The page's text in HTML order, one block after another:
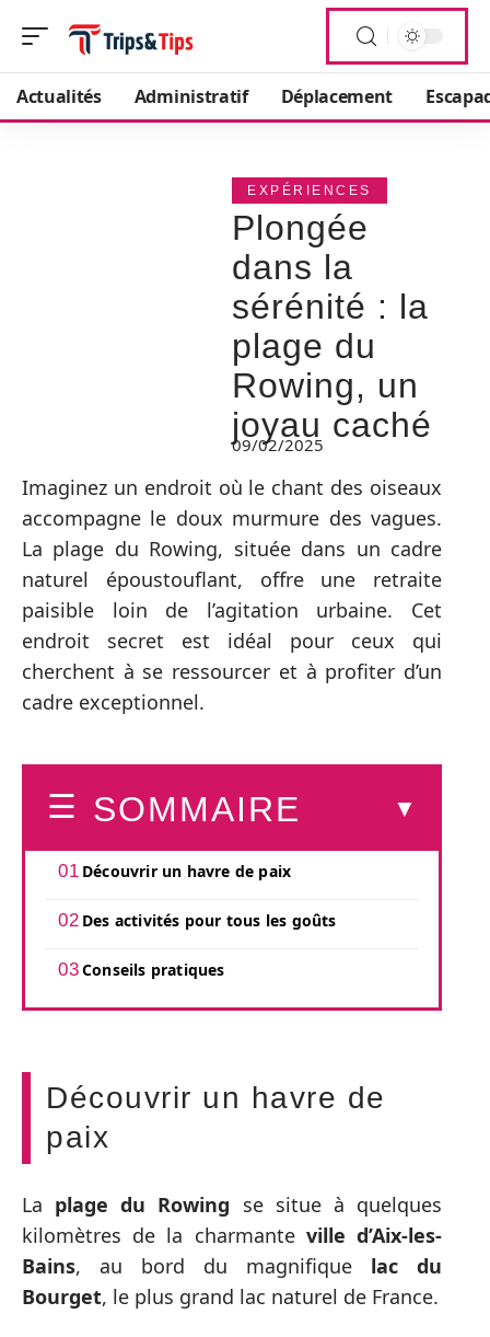
Actualités Administratif Déplacement
EXPÉRIENCES
Plongée
dans la
sérénité : la
plage du
Rowing, un
joyau caché
09/02/2025
Imaginez un endroit où le chant des oiseaux
accompagne le doux murmure des vagues.
La plage du Rowing, située dans un cadre
naturel époustouflant, offre une retraite
paisible loin de l’agitation urbaine. Cet
endroit secret est idéal pour ceux qui
cherchent à se ressourcer et à profiter d’un
cadre exceptionnel.
SOMMAIRE
Découvrir un havre de paix
Des activités pour tous les goûts
Conseils pratiques
Découvrir un havre de
paix
La plage du Rowing se situe à quelques
kilomètres de la charmante ville d’Aix-les-
Bains, au bord du magnifique lac du
Bourget, le plus grand lac naturel de France.